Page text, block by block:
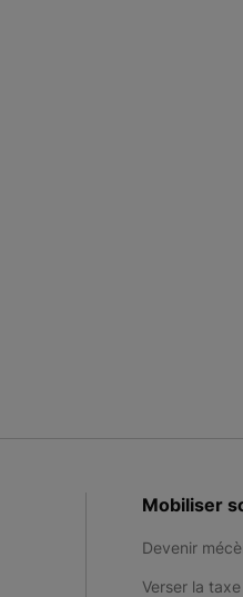
Mobiliser
Devenir
Verser la